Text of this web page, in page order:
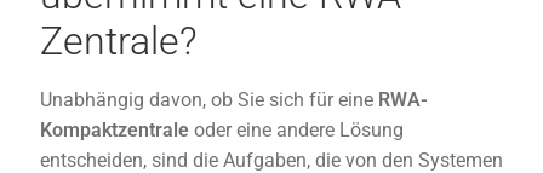
Zentrale?
Unabhängig davon, ob Sie sich für eine RWA-
Kompaktzentrale oder eine andere Lösung
entscheiden, sind die Aufgaben, die von den Systemen